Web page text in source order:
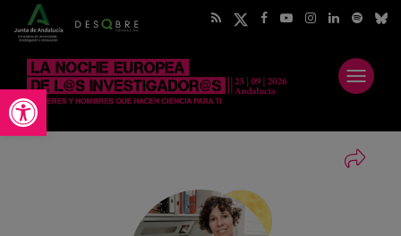
Abrir barra de herramientas
Abrir
menú